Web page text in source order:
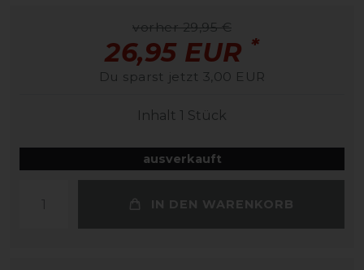
vorher 29,95 €
26,95 EUR *
Du sparst jetzt 3,00 EUR
Inhalt 1 Stück
ausverkauft
IN DEN WARENKORB